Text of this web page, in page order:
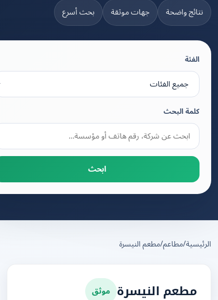
واضحة جهات موثقة بحث أسرع
كلمة البحث
ابحث
/مطاعم/مطعم النيسرة
مطعم النيسرة موثق